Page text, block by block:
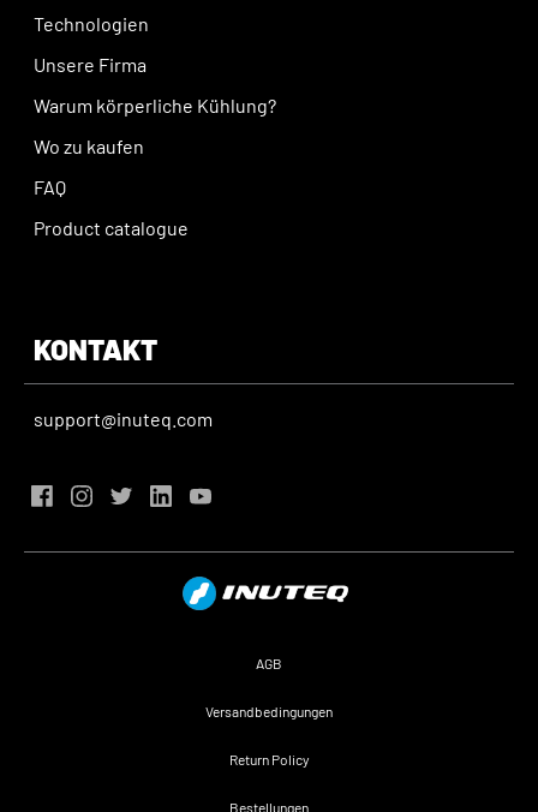
Technologien
Unsere Firma
Warum körperliche Kühlung?
Wo zu kaufen
FAQ
Product catalogue
KONTAKT
support@inuteq.com
AGB
Versandbedingungen
Return Policy
Bestellungen